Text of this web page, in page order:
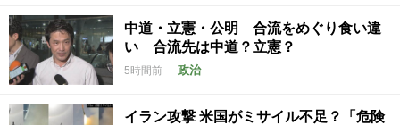
中道・立憲・公明 合流をめぐり食い違
い 合流先は中道？立憲？
5時間前 政治
イラン攻撃 米国がミサイル不足？「危険